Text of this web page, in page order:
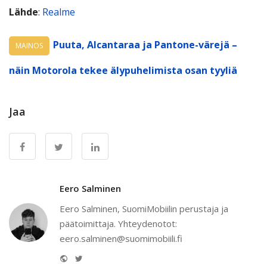
Lähde: Realme
MAINOS
Puuta, Alcantaraa ja Pantone-värejä –
näin Motorola tekee älypuhelimista osan tyyliä
Jaa
Eero Salminen
Eero Salminen, SuomiMobiilin perustaja ja
päätoimittaja. Yhteydenotot:
eero.salminen@suomimobiili.fi
Website